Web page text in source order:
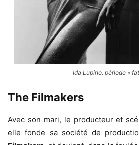
Ida Lupino, période «
The Filmakers
Avec son mari, le producteur et
elle fonde sa société de